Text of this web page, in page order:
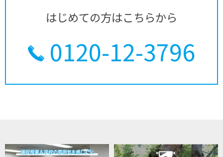
はじめての方はこちらから
0120-12-3796